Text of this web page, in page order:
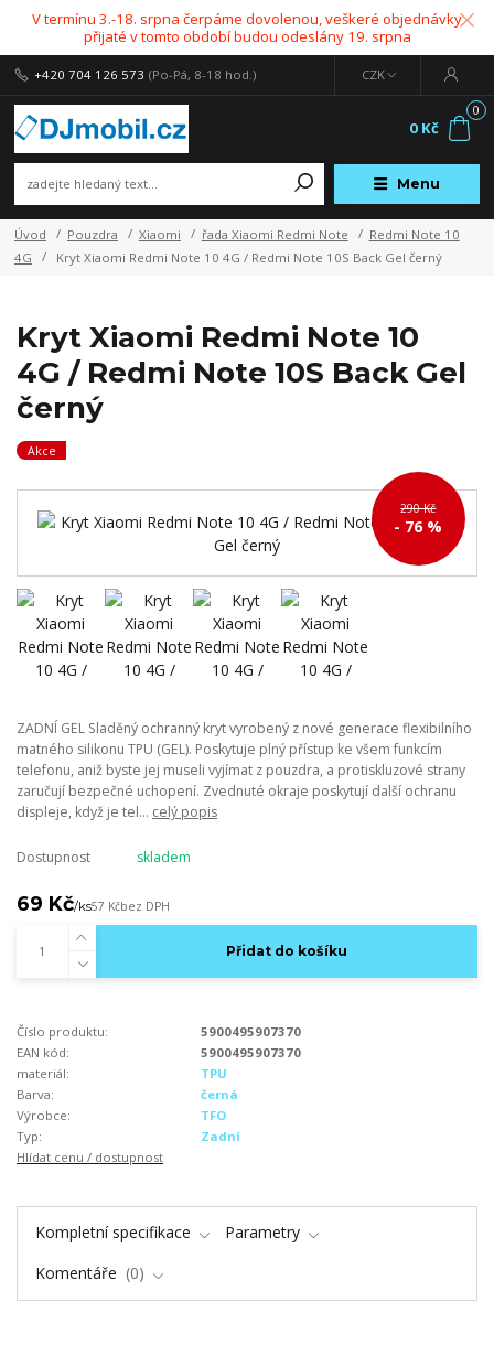
V termínu 3.-18. srpna čerpáme dovolenou, veškeré objednávky
přijaté v tomto období budou odeslány 19. srpna
Menu
CZK
+420 704 126 573 (Po-Pá, 8-18 hod.)
0
0 Kč
Úvod Pouzdra Xiaomi řada Xiaomi Redmi Note
Redmi Note 10
4G
Kryt Xiaomi Redmi Note 10 4G / Redmi Note 10S Back Gel černý
Kryt Xiaomi Redmi Note 10
4G / Redmi Note 10S Back Gel
černý
Akce
290 Kč
- 76 %
ZADNÍ GEL Sladěný ochranný kryt vyrobený z nové generace flexibilního
matného silikonu TPU (GEL). Poskytuje plný přístup ke všem funkcím
telefonu, aniž byste jej museli vyjímat z pouzdra, a protiskluzové strany
zaručují bezpečné uchopení. Zvednuté okraje poskytují další ochranu
displeje, když je tel... celý popis
Dostupnost skladem
69 Kč/ks57 Kčbez DPH
Přidat do košíku
Číslo produktu:
5900495907370
EAN kód:
5900495907370
materiál:
TPU
Barva:
černá
Výrobce:
TFO
Typ:
Zadní
Hlídat cenu / dostupnost
Kompletní specifikace
Parametry
Komentáře
0